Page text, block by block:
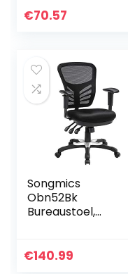
jeugdtafel, met
€70.57
Songmics
Obn52Bk
Bureaustoel,
Bureaustoel Van
€140.99